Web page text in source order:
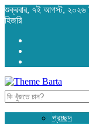
শুক্রবার, ৭ই আগস্ট, ২০২৬
হিজরি
Search
for:
প্রচ্ছদ